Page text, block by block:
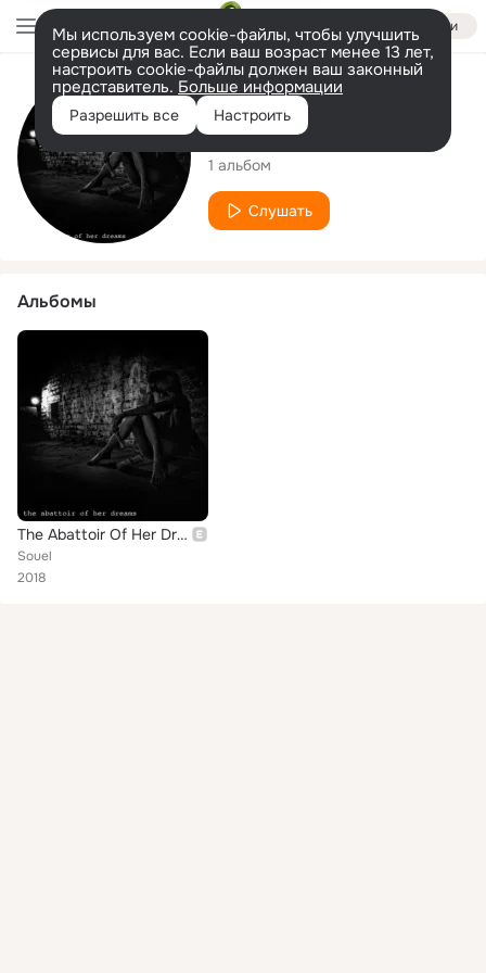
Войти
Мы используем cookie-файлы, чтобы улучшить
сервисы для вас. Если ваш возраст менее 13 лет,
настроить cookie-файлы должен ваш законный
представитель. Больше информации
Разрешить все Настроить
Исполнитель
Souel
1 альбом
Слушать
Альбомы
The Abattoir Of Her Dreams
Souel
2018